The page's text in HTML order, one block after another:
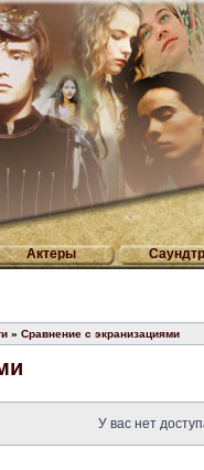
Актеры
» Сравнение с экранизациями
У вас нет